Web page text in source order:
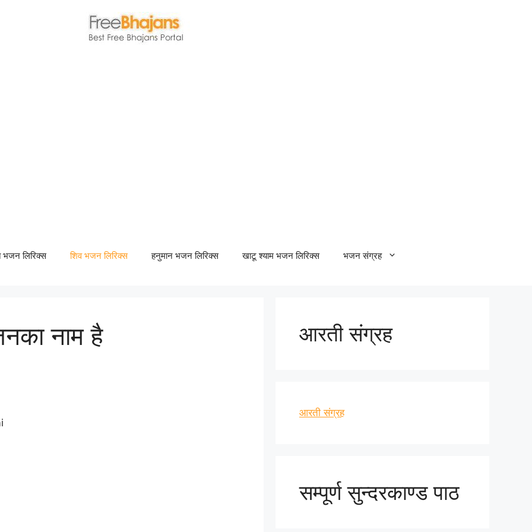
भजन लिरिक्स शिव भजन लिरिक्स हनुमान भजन लिरिक्स खाटू श्याम भजन लिरिक्स भजन संग्रह
नाम है आरती संग्रह
आरती संग्रह
सम्पूर्ण सुन्दरकाण्ड पाठ